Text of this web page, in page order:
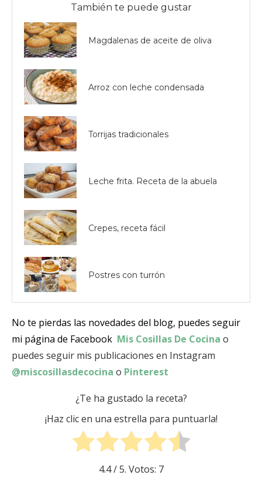
También te puede gustar
Magdalenas de aceite de oliva
Arroz con leche condensada
Torrijas tradicionales
Leche frita. Receta de la abuela
Crepes, receta fácil
Postres con turrón
No te pierdas las novedades del blog, puedes seguir
mi página de Facebook Mis Cosillas De Cocina o
puedes seguir mis publicaciones en Instagram
@miscosillasdecocina o Pinterest
¿Te ha gustado la receta?
¡Haz clic en una estrella para puntuarla!
4.4/ 5. Votos: 7